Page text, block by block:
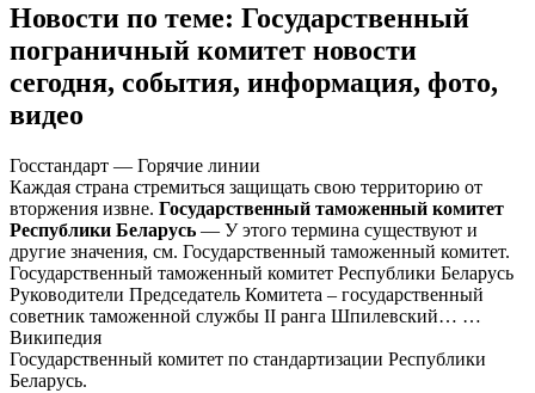
Новости по теме: Государственный
пограничный комитет новости
сегодня, события, информация, фото,
видео
Госстандарт — Горячие линии
Каждая страна стремиться защищать свою территорию от
вторжения извне. Государственный таможенный комитет
Республики Беларусь — У этого термина существуют и
другие значения, см. Государственный таможенный комитет.
Государственный таможенный комитет Республики Беларусь
Руководители Председатель Комитета – государственный
советник таможенной службы II ранга Шпилевский… …
Википедия
Государственный комитет по стандартизации Республики
Беларусь.